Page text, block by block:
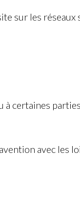
sur les
à certaines
avec les